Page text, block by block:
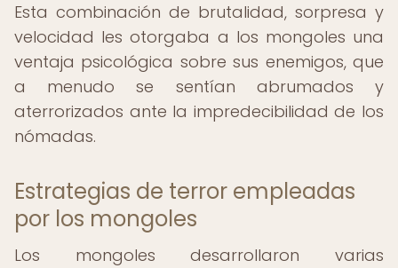
Esta combinación de brutalidad, sorpresa y
velocidad les otorgaba a los mongoles una
ventaja psicológica sobre sus enemigos, que
a menudo se sentían abrumados y
aterrorizados ante la impredecibilidad de los
nómadas.
Estrategias de terror empleadas
por los mongoles
Los mongoles desarrollaron varias